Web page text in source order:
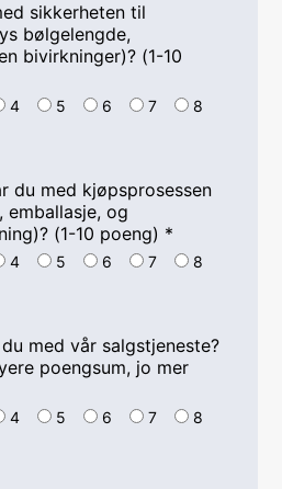
sikkerheten til
bølgelengde,
bivirkninger)? (1-10
4 5 6 7
8
du med kjøpsprosessen
emballasje, og
(1-10 poeng) *
4 5 6 7
8
med vår salgstjeneste?
poengsum, jo mer
4 5 6 7
8